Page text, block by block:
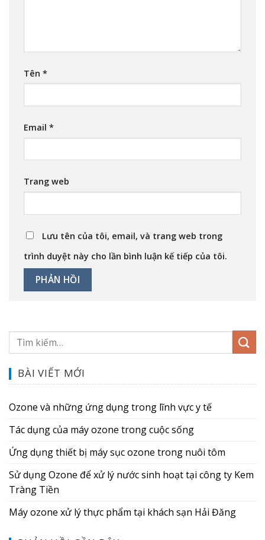
Tên *
Email *
Trang web
Lưu tên của tôi, email, và trang web trong
trình duyệt này cho lần bình luận kế tiếp của tôi.
BÀI VIẾT MỚI
Ozone và những ứng dụng trong lĩnh vực y tế
Tác dụng của máy ozone trong cuộc sống
Ứng dụng thiết bị máy sục ozone trong nuôi tôm
Sử dụng Ozone để xử lý nước sinh hoạt tại công ty Kem
Tràng Tiền
Máy ozone xử lý thực phẩm tại khách sạn Hải Đăng